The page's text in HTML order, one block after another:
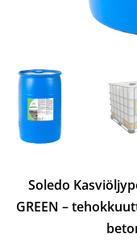
Soledo
GREEN –